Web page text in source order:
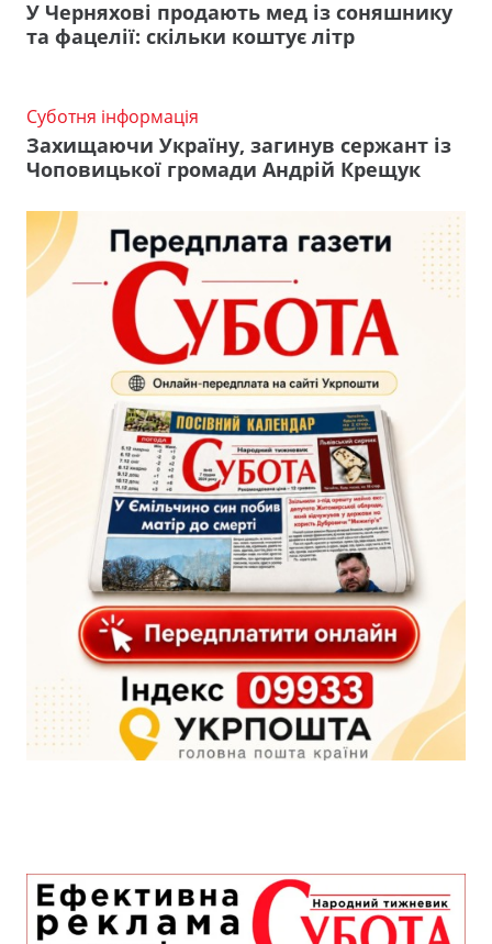
У Черняхові продають мед із соняшнику
та фацелії: скільки коштує літр
Суботня інформація
Захищаючи Україну, загинув сержант із
Чоповицької громади Андрій Крещук